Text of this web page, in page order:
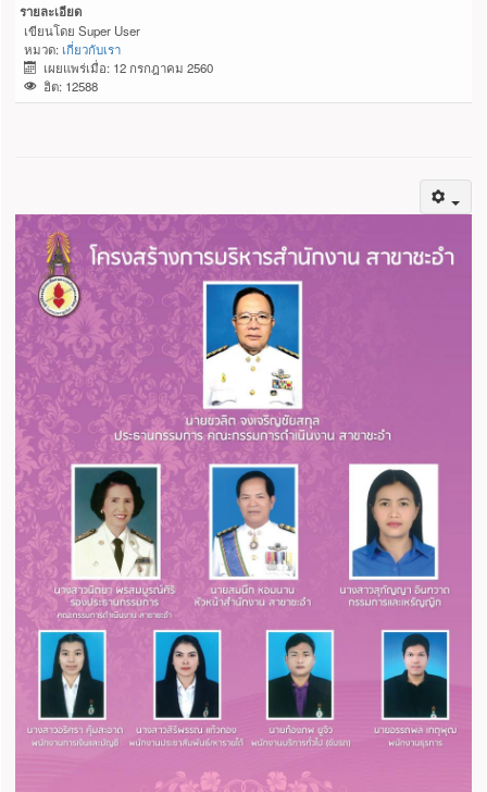
รายละเอียด
เขียนโดยSuper User
หมวด: เกี่ยวกับเรา
เผยแพร่เมื่อ: 12 กรกฎาคม 2560
ฮิต: 12588